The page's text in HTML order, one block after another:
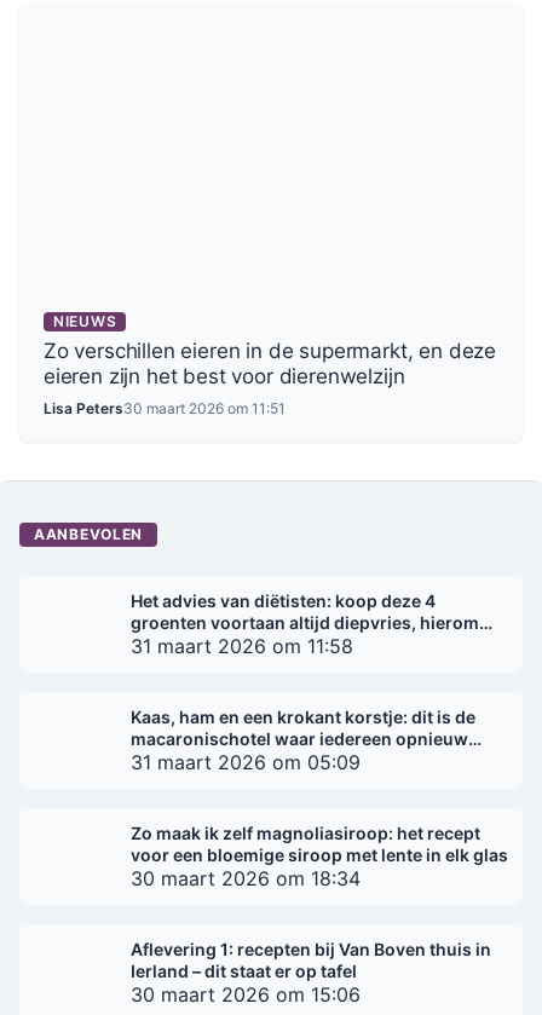
NIEUWS
Zo verschillen eieren in de supermarkt, en deze
eieren zijn het best voor dierenwelzijn
Lisa Peters30 maart 2026 om 11:51
AANBEVOLEN
Het advies van diëtisten: koop deze 4
groenten voortaan altijd diepvries, hierom
kiezen experts
31 maart 2026 om 11:58
Kaas, ham en een krokant korstje: dit is de
macaronischotel waar iedereen opnieuw
voor kiest
31 maart 2026 om 05:09
Zo maak ik zelf magnoliasiroop: het recept
voor een bloemige siroop met lente in elk glas
30 maart 2026 om 18:34
Aflevering 1: recepten bij Van Boven thuis in
Ierland – dit staat er op tafel
30 maart 2026 om 15:06